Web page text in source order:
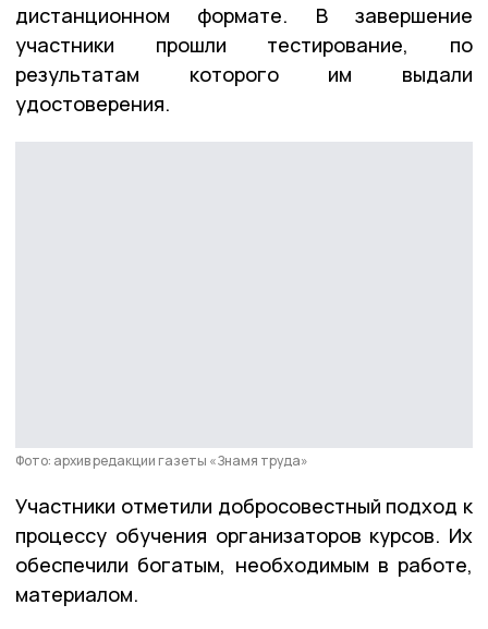
дистанционном формате. В завершение
участники прошли тестирование, по
результатам которого им выдали
удостоверения.
Фото: архив редакции газеты «Знамя труда»
Участники отметили добросовестный подход к
процессу обучения организаторов курсов. Их
обеспечили богатым, необходимым в работе,
материалом.